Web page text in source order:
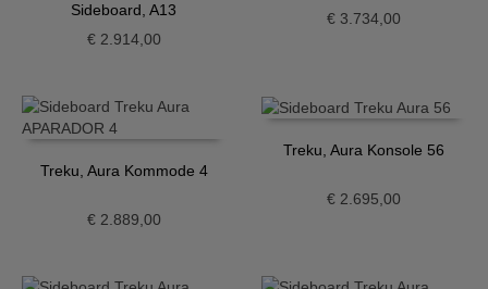
Sideboard, A13
€2.914,00
€ 3.734,00
Treku, Aura Kommode 4
€2.889,00
Treku, Aura Konsole 56
€ 2.695,00